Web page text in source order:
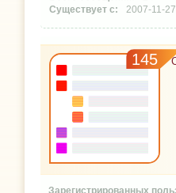
2007-11-27
145